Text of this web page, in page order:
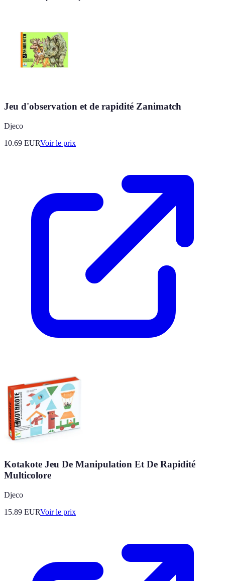
Jeu d'observation et de rapidité Zanimatch
Djeco
10.69 EURVoir le prix
Kotakote Jeu De Manipulation Et De Rapidité
Multicolore
Djeco
15.89 EURVoir le prix